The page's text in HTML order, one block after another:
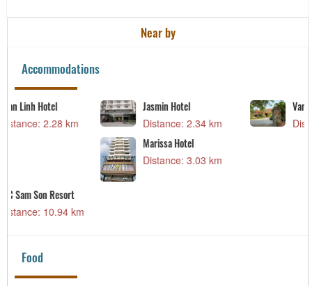
Near by
Accommodations
Van Chai Resort
Distance: 12.05 km
Vu Gia Hotel
Distance: 12.31 km
Food